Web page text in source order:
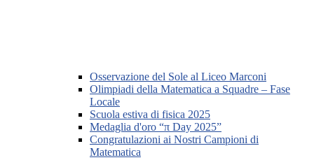
Osservazione del Sole al Liceo Marconi
Olimpiadi della Matematica a Squadre – Fase
Locale
Scuola estiva di fisica 2025
Medaglia d'oro “π Day 2025”
Congratulazioni ai Nostri Campioni di
Matematica